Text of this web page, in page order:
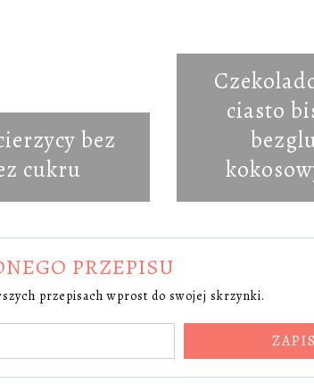
bez
cukru
ciasto
PRZEPISU
przepisach wprost do swojej skrzynki.